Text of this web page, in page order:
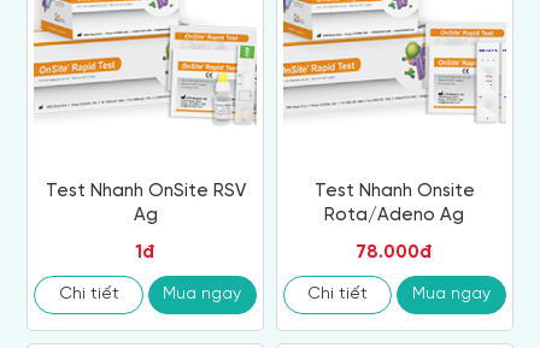
Test Nhanh OnSite RSV
Ag
1đ
Chi tiết Mua ngay
Test Nhanh Onsite
Rota/Adeno Ag
78.000đ
Chi tiết Mua ngay